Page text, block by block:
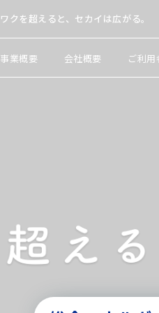
ワクを超えると、セカイは広がる。
事業概要 会社概要 ご利用